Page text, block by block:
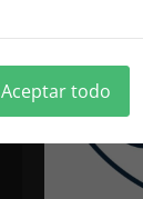
Aceptar todo